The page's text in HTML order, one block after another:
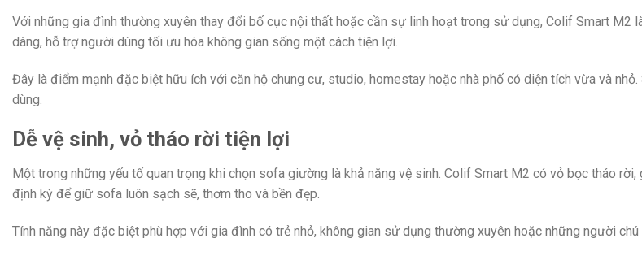
Với những gia đình thường xuyên thay đổi bố cục nội thất hoặc cần sự linh hoạt trong sử dụng, Colif Smart M2
dàng, hỗ trợ người dùng tối ưu hóa không gian sống một cách tiện lợi.
Đây là điểm mạnh đặc biệt hữu ích với căn hộ chung cư, studio, homestay hoặc nhà phố có diện tích vừa và
dùng.
Dễ vệ sinh, vỏ tháo rời tiện lợi
Một trong những yếu tố quan trọng khi chọn sofa giường là khả năng vệ sinh. Colif Smart M2 có vỏ bọc tháo
định kỳ để giữ sofa luôn sạch sẽ, thơm tho và bền đẹp.
Tính năng này đặc biệt phù hợp với gia đình có trẻ nhỏ, không gian sử dụng thường xuyên hoặc những người